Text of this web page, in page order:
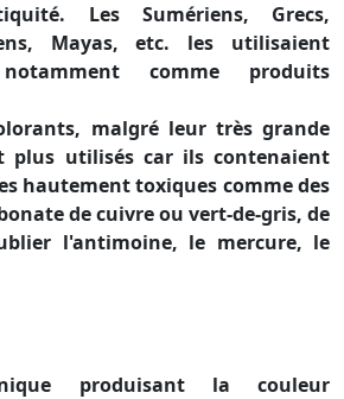
Les Sumériens, Grecs,
Mayas, etc. les utilisaient
comme produits
malgré leur très grande
plus utilisés car ils contenaient
hautement toxiques comme des
de cuivre ou vert-de-gris, de
l'antimoine, le mercure, le
produisant la couleur